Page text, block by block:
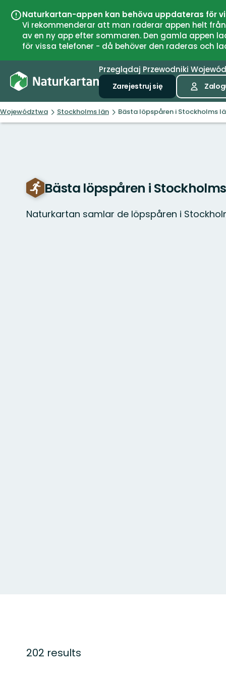
Naturkartan-appen kan behöva uppdateras för
Vi rekommenderar att man raderar appen helt
av en ny app efter sommaren. Den gamla
för vissa telefoner - då behöver den raderas och
Przeglądaj Przewodniki
Zarejestruj się
Województwa Stockholms län Bästa löpspåren i Stockholms
Bästa löpspåren i
Naturkartan samlar de löpspåren i
202 results